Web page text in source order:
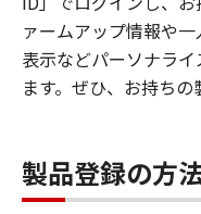
ァームアップ情報や
表示などパーソナラ
ます。ぜひ、お持ちの
製品登録の方